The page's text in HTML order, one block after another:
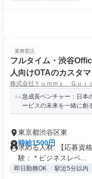
業務委託
フルタイム・渋谷
人向けOTAのカスタ
株式会社Ｙｕｍｍｙ Ｇｕｉ
急成長ベンチャー：日本
ービスの未来を一緒に創
東京都渋谷区東
時給1500円
求める人材: 【応募資
験： * ビジネスレベ...
即日勤務OK 駅近5分以内